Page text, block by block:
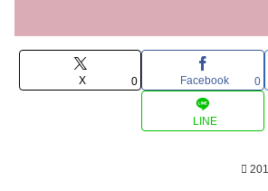
X 0 Facebook 0
LINE